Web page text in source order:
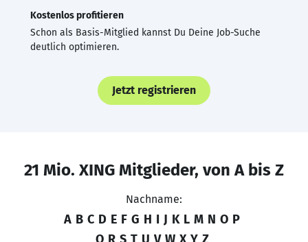
Kostenlos profitieren
Schon als Basis-Mitglied kannst Du Deine Job-Suche
deutlich optimieren.
Jetzt registrieren
21 Mio. XING Mitglieder, von A bis Z
Nachname:
A B C D E F G H I J K L M N O P
Q R S T U V W X Y Z